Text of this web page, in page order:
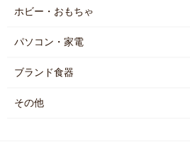
ホビー・おもちゃ
パソコン・家電
ブランド食器
その他